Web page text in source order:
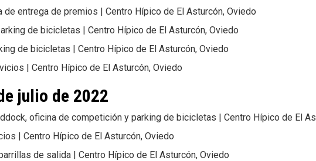
de entrega de premios | Centro Hípico de El Asturcón, Oviedo
de bicicletas | Centro Hípico de El Asturcón, Oviedo
de bicicletas | Centro Hípico de El Asturcón, Oviedo
| Centro Hípico de El Asturcón, Oviedo
julio de 2022
oficina de competición y parking de bicicletas | Centro Hípico de El
| Centro Hípico de El Asturcón, Oviedo
de salida | Centro Hípico de El Asturcón, Oviedo